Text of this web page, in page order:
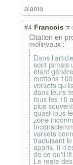
alamo
#4 Francois
Citation en
molinvaux :
Dans
sont jamais
étant
mettons
versets
dans leurs
tous les 10
plus
quasi tous
zone
versets
traduisant
appris. Il
de ce qu'il
Le reste